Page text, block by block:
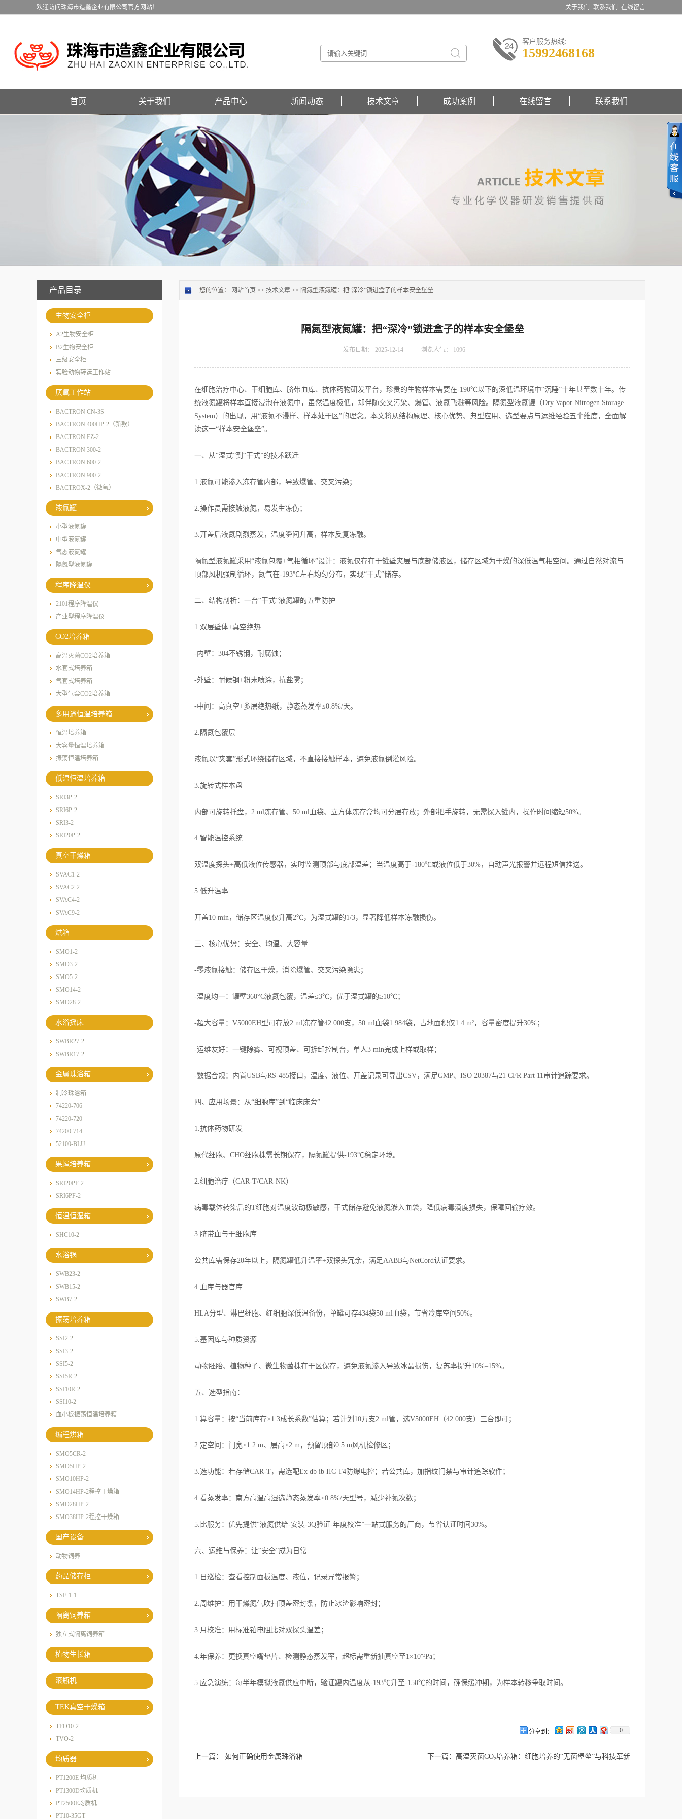
关于我们 -联系我们 -在线留言
欢迎访问珠海市造鑫企业有限公司官方网站！
客户服务热线:
15992468168
首页 关于我们 产品中心 新闻动态 技术文章 成功案例 在线留言 联系我们
产品目录
生物安全柜
A2生物安全柜
B2生物安全柜
三级安全柜
实验动物转运工作站
厌氧工作站
BACTRON CN-3S
BACTRON 400HP-2（新款）
BACTRON EZ-2
BACTRON 300-2
BACTRON 600-2
BACTRON 900-2
BACTROX-2（微氧）
液氮罐
小型液氮罐
中型液氮罐
气态液氮罐
隔氮型液氮罐
程序降温仪
2101程序降温仪
产业型程序降温仪
CO2培养箱
高温灭菌CO2培养箱
水套式培养箱
气套式培养箱
大型气套CO2培养箱
多用途恒温培养箱
恒温培养箱
大容量恒温培养箱
振荡恒温培养箱
低温恒温培养箱
SRI3P-2
SRI6P-2
SRI3-2
SRI20P-2
真空干燥箱
SVAC1-2
SVAC2-2
SVAC4-2
SVAC9-2
烘箱
SMO1-2
SMO3-2
SMO5-2
SMO14-2
SMO28-2
水浴摇床
SWBR27-2
SWBR17-2
金属珠浴箱
制冷珠浴箱
74220-706
74220-720
74200-714
52100-BLU
果蝇培养箱
SRI20PF-2
SRI6PF-2
恒温恒湿箱
SHC10-2
水浴锅
SWB23-2
SWB15-2
SWB7-2
振荡培养箱
SSI2-2
SSI3-2
SSI5-2
SSI5R-2
SSI10R-2
SSI10-2
血小板振荡恒温培养箱
编程烘箱
SMO5CR-2
SMO5HP-2
SMO10HP-2
SMO14HP-2程控干燥箱
SMO28HP-2
SMO38HP-2程控干燥箱
国产设备
动物饲养
药品储存柜
TSF-1-1
隔离饲养箱
独立式隔离饲养箱
植物生长箱
滚瓶机
TEK真空干燥箱
TFO10-2
TVO-2
均质器
PT1200E 均质机
PT1300D均质机
PT2500E均质机
PT10-35GT
您的位置： 网站首页 >> 技术文章 >> 隔氮型液氮罐：把“深冷”锁进盒子的样本安全堡垒
隔氮型液氮罐：把“深冷”锁进盒子的样本安全堡垒
发布日期： 2025-12-14 浏览人气： 1096
在细胞治疗中心、干细胞库、脐带血库、抗体药物研发平台，珍贵的生物样本需要在-190℃以下的深低温环境中“沉睡”十年甚至数十年。传
统液氮罐将样本直接浸泡在液氮中，虽然温度极低，却伴随交叉污染、爆管、液氮飞溅等风险。隔氮型液氮罐（Dry Vapor Nitrogen Storage
System）的出现，用“液氮不浸样、样本处干区”的理念。本文将从结构原理、核心优势、典型应用、选型要点与运维经验五个维度，全面解
读这一“样本安全堡垒”。
一、从“湿式”到“干式”的技术跃迁
1.液氮可能渗入冻存管内部，导致爆管、交叉污染；
2.操作员需接触液氮，易发生冻伤；
3.开盖后液氮剧烈蒸发，温度瞬间升高，样本反复冻融。
隔氮型液氮罐采用“液氮包覆+气相循环”设计：液氮仅存在于罐壁夹层与底部储液区，储存区域为干燥的深低温气相空间。通过自然对流与
顶部风机强制循环，氮气在-193℃左右均匀分布，实现“干式”储存。
二、结构剖析：一台“干式”液氮罐的五重防护
1.双层壁体+真空绝热
-内壁：304不锈钢，耐腐蚀；
-外壁：耐候钢+粉末喷涂，抗盐雾；
-中间：高真空+多层绝热纸，静态蒸发率≤0.8%/天。
2.隔氮包覆层
液氮以“夹套”形式环绕储存区域，不直接接触样本，避免液氮倒灌风险。
3.旋转式样本盘
内部可旋转托盘，2 ml冻存管、50 ml血袋、立方体冻存盒均可分层存放；外部把手旋转，无需探入罐内，操作时间缩短50%。
4.智能温控系统
双温度探头+高低液位传感器，实时监测顶部与底部温差；当温度高于-180℃或液位低于30%，自动声光报警并远程短信推送。
5.低升温率
开盖10 min，储存区温度仅升高2℃，为湿式罐的1/3，显著降低样本冻融损伤。
三、核心优势：安全、均温、大容量
-零液氮接触：储存区干燥，消除爆管、交叉污染隐患；
-温度均一：罐壁360°C液氮包覆，温差≤3℃，优于湿式罐的≥10℃；
-超大容量：V5000EH型可存放2 ml冻存管42 000支，50 ml血袋1 984袋，占地面积仅1.4 m²，容量密度提升30%；
-运维友好：一键除雾、可视顶盖、可拆卸控制台，单人3 min完成上样或取样；
-数据合规：内置USB与RS-485接口，温度、液位、开盖记录可导出CSV，满足GMP、ISO 20387与21 CFR Part 11审计追踪要求。
四、应用场景：从“细胞库”到“临床床旁”
1.抗体药物研发
原代细胞、CHO细胞株需长期保存，隔氮罐提供-193℃稳定环境。
2.细胞治疗（CAR-T/CAR-NK）
病毒载体转染后的T细胞对温度波动极敏感，干式储存避免液氮渗入血袋，降低病毒滴度损失，保障回输疗效。
3.脐带血与干细胞库
公共库需保存20年以上，隔氮罐低升温率+双探头冗余，满足AABB与NetCord认证要求。
4.血库与器官库
HLA分型、淋巴细胞、红细胞深低温备份，单罐可存434袋50 ml血袋，节省冷库空间50%。
5.基因库与种质资源
动物胚胎、植物种子、微生物菌株在干区保存，避免液氮渗入导致冰晶损伤，复苏率提升10%–15%。
五、选型指南：
1.算容量：按“当前库存×1.3成长系数”估算；若计划10万支2 ml管，选V5000EH（42 000支）三台即可；
2.定空间：门宽≥1.2 m、层高≥2 m，预留顶部0.5 m风机检修区；
3.选功能：若存储CAR-T，需选配Ex db ib IIC T4防爆电控；若公共库，加指纹门禁与审计追踪软件；
4.看蒸发率：南方高温高湿选静态蒸发率≤0.8%/天型号，减少补氮次数；
5.比服务：优先提供“液氮供给-安装-3Q验证-年度校准”一站式服务的厂商，节省认证时间30%。
六、运维与保养：让“安全”成为日常
1.日巡检：查看控制面板温度、液位，记录异常报警；
2.周维护：用干燥氮气吹扫顶盖密封条，防止冰渣影响密封；
3.月校准：用标准铂电阻比对双探头温差；
4.年保养：更换真空嘴垫片、检测静态蒸发率，超标需重新抽真空至1×10⁻³Pa；
5.应急演练：每半年模拟液氮供应中断，验证罐内温度从-193℃升至-150℃的时间，确保缓冲期，为样本转移争取时间。
分享到： 0
上一篇： 如何正确使用金属珠浴箱 下一篇： 高温灭菌CO₂培养箱：细胞培养的“无菌堡垒”与科技革新